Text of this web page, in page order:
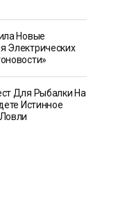
Новые
Электрических
Для Рыбалки На
Истинное